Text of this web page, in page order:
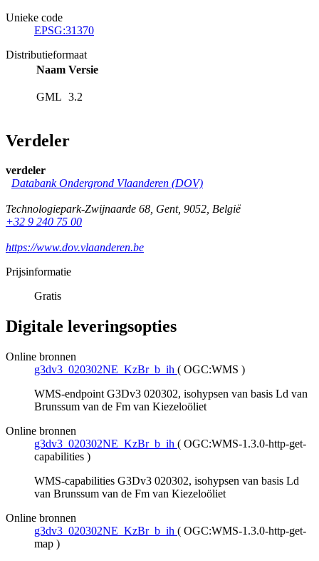
Unieke code
EPSG:31370
Distributieformaat
Naam Versie
GML 3.2
Verdeler
verdeler
Databank Ondergrond Vlaanderen (DOV)
Technologiepark-Zwijnaarde 68, Gent, 9052, België
+32 9 240 75 00
https://www.dov.vlaanderen.be
Prijsinformatie
Gratis
Digitale leveringsopties
Online bronnen
g3dv3_020302NE_KzBr_b_ih ( OGC:WMS )
WMS-endpoint G3Dv3 020302, isohypsen van basis Ld van
Brunssum van de Fm van Kiezeloöliet
Online bronnen
g3dv3_020302NE_KzBr_b_ih ( OGC:WMS-1.3.0-http-get-
capabilities )
WMS-capabilities G3Dv3 020302, isohypsen van basis Ld
van Brunssum van de Fm van Kiezeloöliet
Online bronnen
g3dv3_020302NE_KzBr_b_ih ( OGC:WMS-1.3.0-http-get-
map )